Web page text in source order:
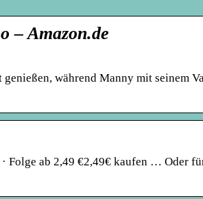
– Amazon.de
während Manny mit seinem
Folge ab 2,49 €2,49€ kaufen … Oder